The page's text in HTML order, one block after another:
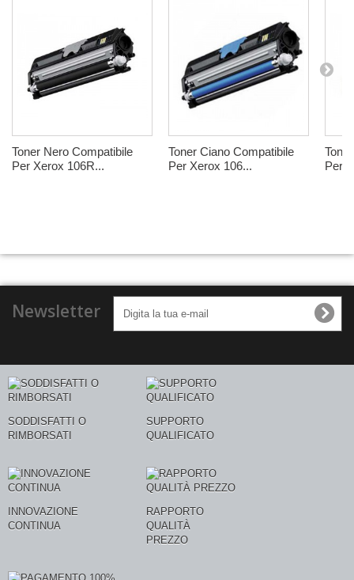
Toner Nero Compatibile
Per Xerox 106R...
Toner Ciano Compatibile
Per Xerox 106...
Per
Newsletter
SODDISFATTI O
RIMBORSATI
SUPPORTO
QUALIFICATO
INNOVAZIONE
CONTINUA
RAPPORTO
QUALITÀ
PREZZO